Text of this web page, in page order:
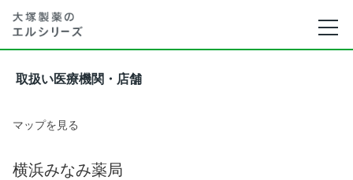
取扱い医療機関・店舗
マップを見る
横浜みなみ薬局